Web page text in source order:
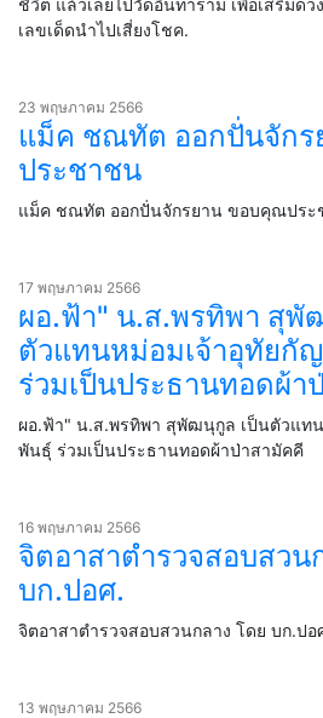
ชีวิต แล้วเลยไปวัดอินทาราม เพื่อเสริมด
เลขเด็ดนำไปเสี่ยงโชค.
23 พฤษภาคม 2566
แม็ค ชณทัต ออกปั่นจัก
ประชาชน
แม็ค ชณทัต ออกปั่นจักรยาน ขอบคุณปร
17 พฤษภาคม 2566
ผอ.ฟ้า" น.ส.พรทิพา สุพั
ตัวแทนหม่อมเจ้าอุทัยกั
ร่วมเป็นประธานทอดผ้า
ผอ.ฟ้า" น.ส.พรทิพา สุพัฒนุกูล เป็นตัวแท
พันธุ์ ร่วมเป็นประธานทอดผ้าป่าสามัคคี
16 พฤษภาคม 2566
จิตอาสาตำรวจสอบสวน
บก.ปอศ.
จิตอาสาตำรวจสอบสวนกลาง โดย บก.ปอ
13 พฤษภาคม 2566